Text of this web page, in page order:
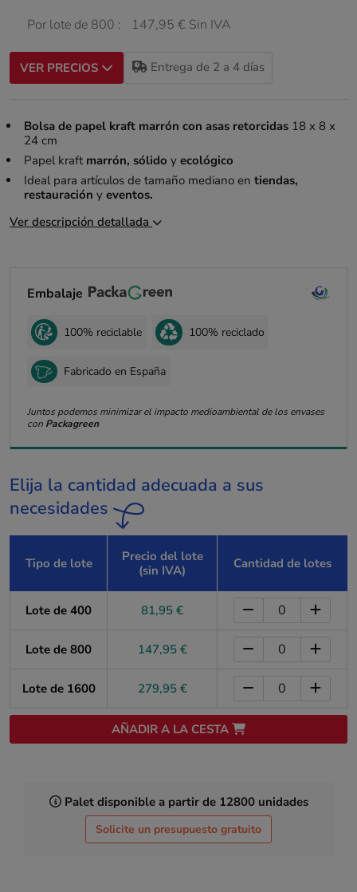
Por lote de 800 : 147,95 € Sin IVA
VER PRECIOS Entrega de 2 a 4 días
Bolsa de papel kraft marrón con asas retorcidas18 x 8 x
24 cm
Papel kraft marrón, sólido y ecológico
Ideal para artículos de tamaño mediano en tiendas,
restauración y eventos.
Ver descripción detallada
Embalaje
100% reciclable 100% reciclado
Fabricado en España
Juntos podemos minimizar el impacto medioambiental de los envases
con Packagreen
Elija la cantidad adecuada a sus
necesidades
Tipo de lote
Precio del lote
(sin IVA)
Cantidad de lotes
Lote de 400 81,95 €
Lote de 800 147,95 €
Lote de 1600 279,95 €
AÑADIR A LA CESTA
Palet disponible a partir de 12800 unidades
Solicite un presupuesto gratuito